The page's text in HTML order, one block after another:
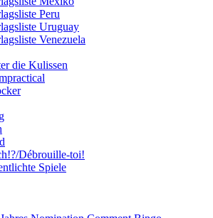
Peru
Uruguay
Venezuela
die Kulissen
Débrouille-toi!
Spiele